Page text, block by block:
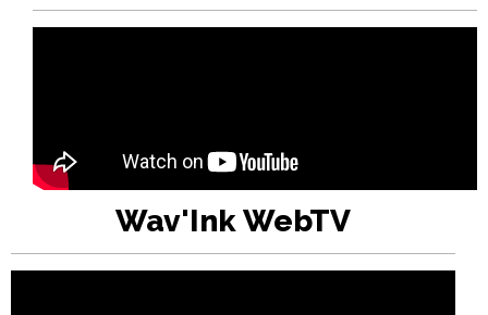
Wav'Ink WebTV